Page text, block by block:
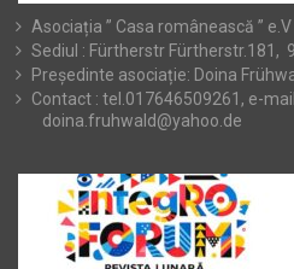
Asociația ” Casa românească ” e.V
Sediul : Fürtherstr Fürtherstr.181,
Președinte asociație: Doina
Contact : tel.017646509261, e-
doina.fruhwald@yahoo.de